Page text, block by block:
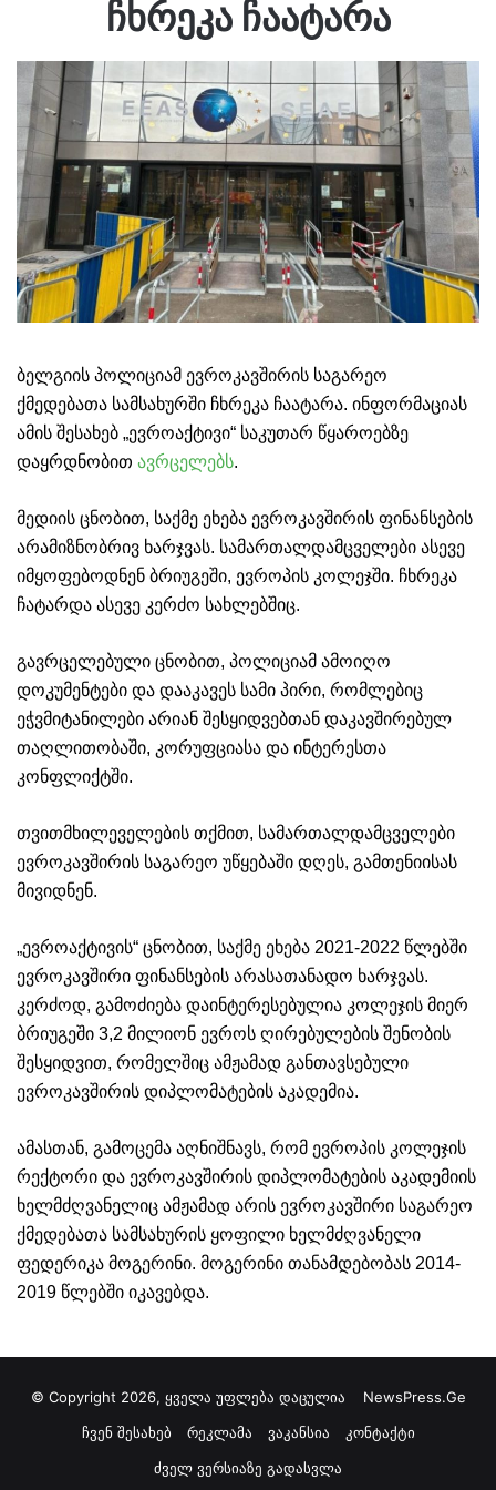
ჩხრეკა ჩაატარა
ბელგიის პოლიციამ ევროკავშირის საგარეო
ქმედებათა სამსახურში ჩხრეკა ჩაატარა. ინფორმაციას
ამის შესახებ „ევროაქტივი“ საკუთარ წყაროებზე
დაყრდნობით ავრცელებს.
მედიის ცნობით, საქმე ეხება ევროკავშირის ფინანსების
არამიზნობრივ ხარჯვას. სამართალდამცველები ასევე
იმყოფებოდნენ ბრიუგეში, ევროპის კოლეჯში. ჩხრეკა
ჩატარდა ასევე კერძო სახლებშიც.
გავრცელებული ცნობით, პოლიციამ ამოიღო
დოკუმენტები და დააკავეს სამი პირი, რომლებიც
ეჭვმიტანილები არიან შესყიდვებთან დაკავშირებულ
თაღლითობაში, კორუფციასა და ინტერესთა
კონფლიქტში.
თვითმხილეველების თქმით, სამართალდამცველები
ევროკავშირის საგარეო უწყებაში დღეს, გამთენიისას
მივიდნენ.
„ევროაქტივის“ ცნობით, საქმე ეხება 2021-2022 წლებში
ევროკავშირი ფინანსების არასათანადო ხარჯვას.
კერძოდ, გამოძიება დაინტერესებულია კოლეჯის მიერ
ბრიუგეში 3,2 მილიონ ევროს ღირებულების შენობის
შესყიდვით, რომელშიც ამჟამად განთავსებული
ევროკავშირის დიპლომატების აკადემია.
ამასთან, გამოცემა აღნიშნავს, რომ ევროპის კოლეჯის
რექტორი და ევროკავშირის დიპლომატების აკადემიის
ხელმძღვანელიც ამჟამად არის ევროკავშირი საგარეო
ქმედებათა სამსახურის ყოფილი ხელმძღვანელი
ფედერიკა მოგერინი. მოგერინი თანამდებობას 2014-
2019 წლებში იკავებდა.
© Copyright 2026, ყველა უფლება დაცულია NewsPress.Ge
ჩვენ შესახებ
რეკლამა ვაკანსია
კონტაქტი
ძველ ვერსიაზე გადასვლა